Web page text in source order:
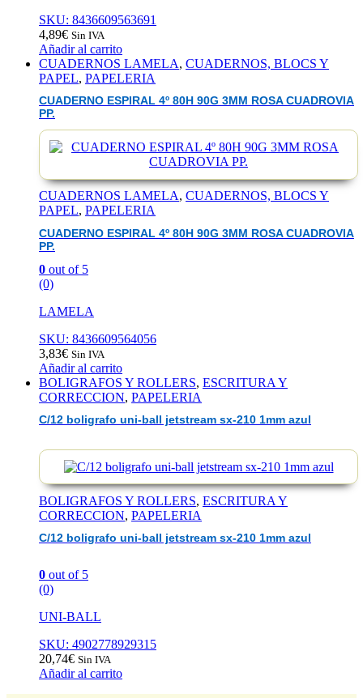
SKU: 8436609563691
4,89€ Sin IVA
Añadir al carrito
CUADERNOS LAMELA, CUADERNOS, BLOCS Y
PAPEL, PAPELERIA
CUADERNO ESPIRAL 4º 80H 90G 3MM ROSA CUADROVIA
PP.
CUADERNOS LAMELA, CUADERNOS, BLOCS Y
PAPEL, PAPELERIA
CUADERNO ESPIRAL 4º 80H 90G 3MM ROSA CUADROVIA
PP.
0 out of 5
(0)
LAMELA
SKU: 8436609564056
3,83€ Sin IVA
Añadir al carrito
BOLIGRAFOS Y ROLLERS, ESCRITURA Y
CORRECCION, PAPELERIA
C/12 boligrafo uni-ball jetstream sx-210 1mm azul
BOLIGRAFOS Y ROLLERS, ESCRITURA Y
CORRECCION, PAPELERIA
C/12 boligrafo uni-ball jetstream sx-210 1mm azul
0 out of 5
(0)
UNI-BALL
SKU: 4902778929315
20,74€ Sin IVA
Añadir al carrito